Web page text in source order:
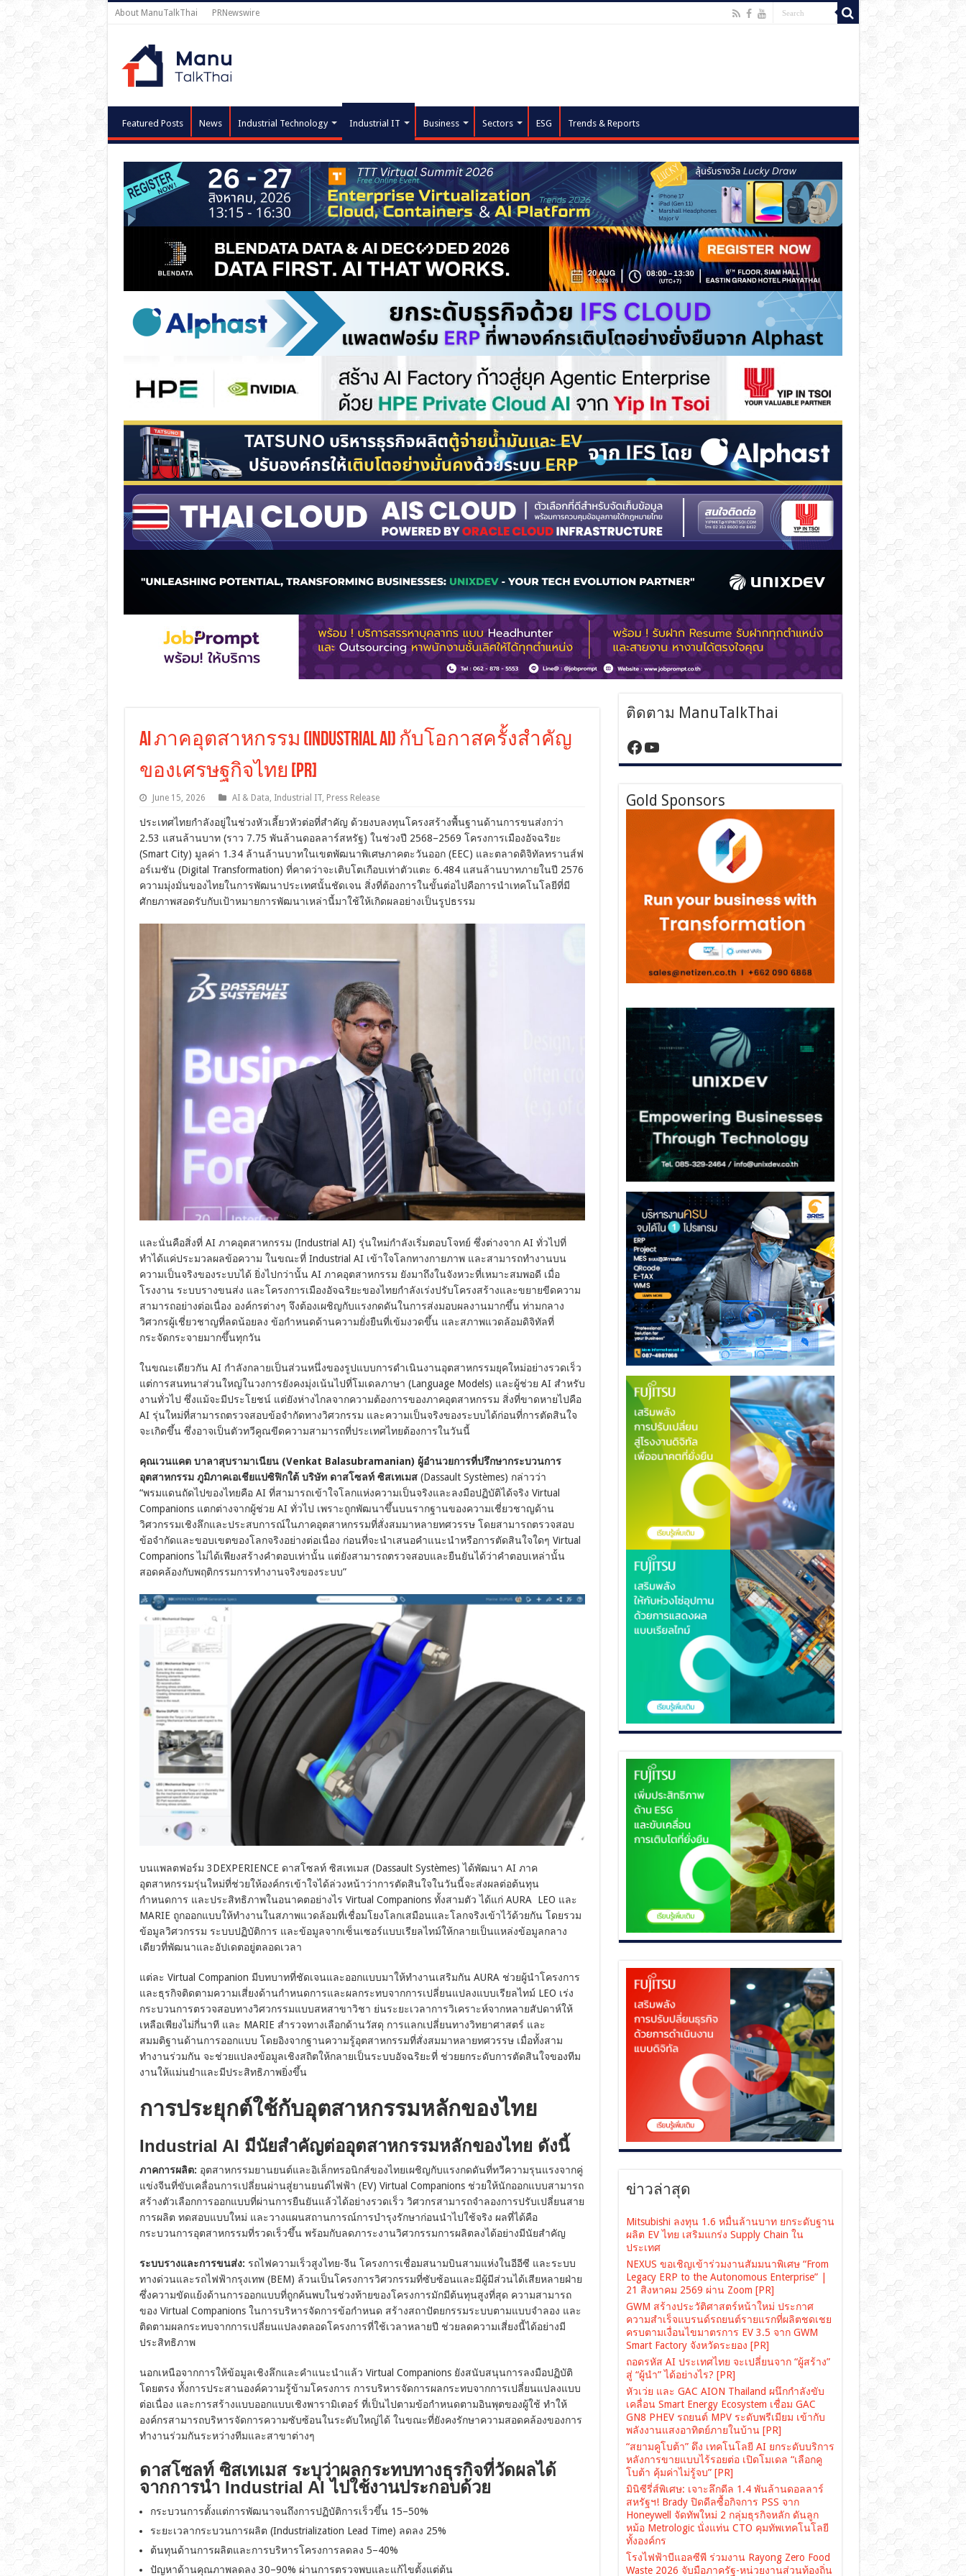
About ManuTalkThai PRNewswire
Featured Posts News Industrial Technology Industrial IT Business Sectors ESG Trends & Reports
AI ภาคอุตสาหกรรม (Industrial AI) กับโอกาสครั้งสำคัญ
ของเศรษฐกิจไทย [PR]
June 15, 2026 AI & Data, Industrial IT, Press Release
ประเทศไทยกำลังอยู่ในช่วงหัวเลี้ยวหัวต่อที่สำคัญ ด้วยงบลงทุนโครงสร้างพื้นฐานด้านการขนส่งกว่า
2.53 แสนล้านบาท (ราว 7.75 พันล้านดอลลาร์สหรัฐ) ในช่วงปี 2568–2569 โครงการเมืองอัจฉริยะ
(Smart City) มูลค่า 1.34 ล้านล้านบาทในเขตพัฒนาพิเศษภาคตะวันออก (EEC) และตลาดดิจิทัลทรานส์ฟ
อร์เมชัน (Digital Transformation) ที่คาดว่าจะเติบโตเกือบเท่าตัวแตะ 6.484 แสนล้านบาทภายในปี 2576
ความมุ่งมั่นของไทยในการพัฒนาประเทศนั้นชัดเจน สิ่งที่ต้องการในขั้นต่อไปคือการนำเทคโนโลยีที่มี
ศักยภาพสอดรับกับเป้าหมายการพัฒนาเหล่านี้มาใช้ให้เกิดผลอย่างเป็นรูปธรรม
และนั่นคือสิ่งที่ AI ภาคอุตสาหกรรม (Industrial AI) รุ่นใหม่กำลังเริ่มตอบโจทย์ ซึ่งต่างจาก AI ทั่วไปที่
ทำได้แค่ประมวลผลข้อความ ในขณะที่ Industrial AI เข้าใจโลกทางกายภาพ และสามารถทำงานบน
ความเป็นจริงของระบบได้ ยิ่งไปกว่านั้น AI ภาคอุตสาหกรรม ยังมาถึงในจังหวะที่เหมาะสมพอดี เมื่อ
โรงงาน ระบบรางขนส่ง และโครงการเมืองอัจฉริยะของไทยกำลังเร่งปรับโครงสร้างและขยายขีดความ
สามารถอย่างต่อเนื่อง องค์กรต่างๆ จึงต้องเผชิญกับแรงกดดันในการส่งมอบผลงานมากขึ้น ท่ามกลาง
วิศวกรผู้เชี่ยวชาญที่ลดน้อยลง ข้อกำหนดด้านความยั่งยืนที่เข้มงวดขึ้น และสภาพแวดล้อมดิจิทัลที่
กระจัดกระจายมากขึ้นทุกวัน
ในขณะเดียวกัน AI กำลังกลายเป็นส่วนหนึ่งของรูปแบบการดำเนินงานอุตสาหกรรมยุคใหม่อย่างรวดเร็ว
แต่การสนทนาส่วนใหญ่ในวงการยังคงมุ่งเน้นไปที่โมเดลภาษา (Language Models) และผู้ช่วย AI สำหรับ
งานทั่วไป ซึ่งแม้จะมีประโยชน์ แต่ยังห่างไกลจากความต้องการของภาคอุตสาหกรรม สิ่งที่ขาดหายไปคือ
AI รุ่นใหม่ที่สามารถตรวจสอบข้อจำกัดทางวิศวกรรม และความเป็นจริงของระบบได้ก่อนที่การตัดสินใจ
จะเกิดขึ้น ซึ่งอาจเป็นตัวทวีคูณขีดความสามารถที่ประเทศไทยต้องการในวันนี้
คุณเวนแคต บาลาสุบรามาเนียน (Venkat Balasubramanian) ผู้อำนวยการที่ปรึกษากระบวนการ
อุตสาหกรรม ภูมิภาคเอเชียแปซิฟิกใต้ บริษัท ดาสโซลท์ ซิสเทเมส(Dassault Systèmes) กล่าวว่า
“พรมแดนถัดไปของไทยคือ AI ที่สามารถเข้าใจโลกแห่งความเป็นจริงและลงมือปฏิบัติได้จริง Virtual
Companions แตกต่างจากผู้ช่วย AI ทั่วไป เพราะถูกพัฒนาขึ้นบนรากฐานของความเชี่ยวชาญด้าน
วิศวกรรมเชิงลึกและประสบการณ์ในภาคอุตสาหกรรมที่สั่งสมมาหลายทศวรรษ โดยสามารถตรวจสอบ
ข้อจำกัดและขอบเขตของโลกจริงอย่างต่อเนื่อง ก่อนที่จะนำเสนอคำแนะนำหรือการตัดสินใจใดๆ Virtual
Companions ไม่ได้เพียงสร้างคำตอบเท่านั้น แต่ยังสามารถตรวจสอบและยืนยันได้ว่าคำตอบเหล่านั้น
สอดคล้องกับพฤติกรรมการทำงานจริงของระบบ”
บนแพลตฟอร์ม 3DEXPERIENCE ดาสโซลท์ ซิสเทเมส (Dassault Systèmes) ได้พัฒนา AI ภาค
อุตสาหกรรมรุ่นใหม่ที่ช่วยให้องค์กรเข้าใจได้ล่วงหน้าว่าการตัดสินใจในวันนี้จะส่งผลต่อต้นทุน
กำหนดการ และประสิทธิภาพในอนาคตอย่างไร Virtual Companions ทั้งสามตัว ได้แก่ AURA LEO และ
MARIE ถูกออกแบบให้ทำงานในสภาพแวดล้อมที่เชื่อมโยงโลกเสมือนและโลกจริงเข้าไว้ด้วยกัน โดยรวม
ข้อมูลวิศวกรรม ระบบปฏิบัติการ และข้อมูลจากเซ็นเซอร์แบบเรียลไทม์ให้กลายเป็นแหล่งข้อมูลกลาง
เดียวที่พัฒนาและอัปเดตอยู่ตลอดเวลา
แต่ละ Virtual Companion มีบทบาทที่ชัดเจนและออกแบบมาให้ทำงานเสริมกัน AURA ช่วยผู้นำโครงการ
และธุรกิจติดตามความเสี่ยงด้านกำหนดการและผลกระทบจากการเปลี่ยนแปลงแบบเรียลไทม์ LEO เร่ง
กระบวนการตรวจสอบทางวิศวกรรมแบบสหสาขาวิชา ย่นระยะเวลาการวิเคราะห์จากหลายสัปดาห์ให้
เหลือเพียงไม่กี่นาที และ MARIE สำรวจทางเลือกด้านวัสดุ การแลกเปลี่ยนทางวิทยาศาสตร์ และ
สมมติฐานด้านการออกแบบ โดยอิงจากฐานความรู้อุตสาหกรรมที่สั่งสมมาหลายทศวรรษ เมื่อทั้งสาม
ทำงานร่วมกัน จะช่วยแปลงข้อมูลเชิงสถิตให้กลายเป็นระบบอัจฉริยะที่ ช่วยยกระดับการตัดสินใจของทีม
งานให้แม่นยำและมีประสิทธิภาพยิ่งขึ้น
การประยุกต์ใช้กับอุตสาหกรรมหลักของไทย
Industrial AI มีนัยสำคัญต่ออุตสาหกรรมหลักของไทย ดังนี้
ภาคการผลิต: อุตสาหกรรมยานยนต์และอิเล็กทรอนิกส์ของไทยเผชิญกับแรงกดดันที่ทวีความรุนแรงจากคู่
แข่งจีนที่ขับเคลื่อนการเปลี่ยนผ่านสู่ยานยนต์ไฟฟ้า (EV) Virtual Companions ช่วยให้นักออกแบบสามารถ
สร้างตัวเลือกการออกแบบที่ผ่านการยืนยันแล้วได้อย่างรวดเร็ว วิศวกรสามารถจำลองการปรับเปลี่ยนสาย
การผลิต ทดสอบแบบใหม่ และวางแผนสถานการณ์การบำรุงรักษาก่อนนำไปใช้จริง ผลที่ได้คือ
กระบวนการอุตสาหกรรมที่รวดเร็วขึ้น พร้อมกับลดภาระงานวิศวกรรมการผลิตลงได้อย่างมีนัยสำคัญ
ระบบรางและการขนส่ง: รถไฟความเร็วสูงไทย-จีน โครงการเชื่อมสนามบินสามแห่งในอีอีซี และระบบ
ทางด่วนและรถไฟฟ้ากรุงเทพ (BEM) ล้วนเป็นโครงการวิศวกรรมที่ซับซ้อนและมีผู้มีส่วนได้เสียหลายฝ่าย
ซึ่งความขัดแย้งด้านการออกแบบที่ถูกค้นพบในช่วงท้ายของโครงการมักมีต้นทุนสูงที่สุด ความสามารถ
ของ Virtual Companions ในการบริหารจัดการข้อกำหนด สร้างสถาปัตยกรรมระบบตามแบบจำลอง และ
ติดตามผลกระทบจากการเปลี่ยนแปลงตลอดโครงการที่ใช้เวลาหลายปี ช่วยลดความเสี่ยงนี้ได้อย่างมี
ประสิทธิภาพ
นอกเหนือจากการให้ข้อมูลเชิงลึกและคำแนะนำแล้ว Virtual Companions ยังสนับสนุนการลงมือปฏิบัติ
โดยตรง ทั้งการประสานองค์ความรู้ข้ามโครงการ การบริหารจัดการผลกระทบจากการเปลี่ยนแปลงแบบ
ต่อเนื่อง และการสร้างแบบออกแบบเชิงพารามิเตอร์ ที่เป็นไปตามข้อกำหนดตามอินพุตของผู้ใช้ ทำให้
องค์กรสามารถบริหารจัดการความซับซ้อนในระดับใหญ่ได้ ในขณะที่ยังคงรักษาความสอดคล้องของการ
ทำงานร่วมกันระหว่างทีมและสาขาต่างๆ
ดาสโซลท์ ซิสเทเมส ระบุว่าผลกระทบทางธุรกิจที่วัดผลได้
จากการนำ Industrial AI ไปใช้งานประกอบด้วย
กระบวนการตั้งแต่การพัฒนาจนถึงการปฏิบัติการเร็วขึ้น 15–50%
ระยะเวลากระบวนการผลิต (Industrialization Lead Time) ลดลง 25%
ต้นทุนด้านการผลิตและการบริหารโครงการลดลง 5–40%
ปัญหาด้านคุณภาพลดลง 30–90% ผ่านการตรวจพบและแก้ไขตั้งแต่ต้น
ติดตาม ManuTalkThai
https://www.facebook.com/manutalkthai/
YouTube
Gold Sponsors
ข่าวล่าสุด
Mitsubishi ลงทุน 1.6 หมื่นล้านบาท ยกระดับฐาน
ผลิต EV ไทย เสริมแกร่ง Supply Chain ใน
ประเทศ
NEXUS ขอเชิญเข้าร่วมงานสัมมนาพิเศษ “From
Legacy ERP to the Autonomous Enterprise” |
21 สิงหาคม 2569 ผ่าน Zoom [PR]
GWM สร้างประวัติศาสตร์หน้าใหม่ ประกาศ
ความสำเร็จแบรนด์รถยนต์รายแรกที่ผลิตชดเชย
ครบตามเงื่อนไขมาตรการ EV 3.5 จาก GWM
Smart Factory จังหวัดระยอง [PR]
ถอดรหัส AI ประเทศไทย จะเปลี่ยนจาก “ผู้สร้าง”
สู่ “ผู้นำ” ได้อย่างไร? [PR]
หัวเว่ย และ GAC AION Thailand ผนึกกำลังขับ
เคลื่อน Smart Energy Ecosystem เชื่อม GAC
GN8 PHEV รถยนต์ MPV ระดับพรีเมียม เข้ากับ
พลังงานแสงอาทิตย์ภายในบ้าน [PR]
“สยามคูโบต้า” ดึง เทคโนโลยี AI ยกระดับบริการ
หลังการขายแบบไร้รอยต่อ เปิดโมเดล “เลือกคู
โบต้า คุ้มค่าไม่รู้จบ” [PR]
มินิซีรี่ส์พิเศษ: เจาะลึกดีล 1.4 พันล้านดอลลาร์
สหรัฐฯ! Brady ปิดดีลซื้อกิจการ PSS จาก
Honeywell จัดทัพใหม่ 2 กลุ่มธุรกิจหลัก ดันลูก
หม้อ Metrologic นั่งแท่น CTO คุมทัพเทคโนโลยี
ทั้งองค์กร
โรงไฟฟ้าบีแอลซีพี ร่วมงาน Rayong Zero Food
Waste 2026 จับมือภาครัฐ-หน่วยงานส่วนท้องถิ่น